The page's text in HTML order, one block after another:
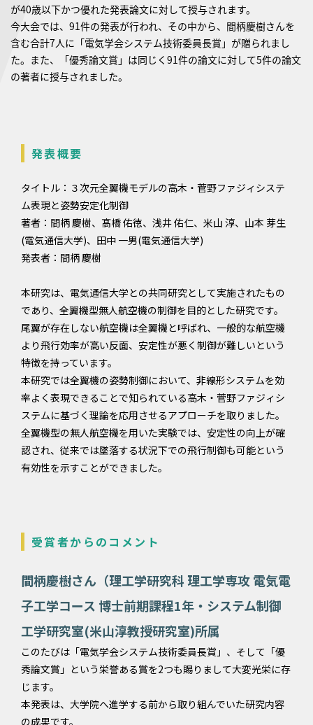
が40歳以下かつ優れた発表論文に対して授与されます。
今大会では、91件の発表が行われ、その中から、間柄慶樹さんを
含む合計7人に「電気学会システム技術委員長賞」が贈られまし
た。また、「優秀論文賞」は同じく91件の論文に対して5件の論文
の著者に授与されました。
発表概要
タイトル：３次元全翼機モデルの高木・菅野ファジィシステ
ム表現と姿勢安定化制御
著者：間柄 慶樹、髙橋 佑徳、浅井 佑仁、米山 淳、山本 芽生
(電気通信大学)、田中 一男(電気通信大学)
発表者：間柄 慶樹
本研究は、電気通信大学との共同研究として実施されたもの
であり、全翼機型無人航空機の制御を目的とした研究です。
尾翼が存在しない航空機は全翼機と呼ばれ、一般的な航空機
より飛行効率が高い反面、安定性が悪く制御が難しいという
特徴を持っています。
本研究では全翼機の姿勢制御において、非線形システムを効
率よく表現できることで知られている高木・菅野ファジィシ
ステムに基づく理論を応用させるアプローチを取りました。
全翼機型の無人航空機を用いた実験では、安定性の向上が確
認され、従来では墜落する状況下での飛行制御も可能という
有効性を示すことができました。
受賞者からのコメント
間柄慶樹さん（理工学研究科 理工学専攻 電気電
子工学コース 博士前期課程1年・システム制御
工学研究室(米山淳教授研究室)所属
このたびは「電気学会システム技術委員長賞」、そして「優
秀論文賞」という栄誉ある賞を2つも賜りまして大変光栄に存
じます。
本発表は、大学院へ進学する前から取り組んでいた研究内容
の成果です。